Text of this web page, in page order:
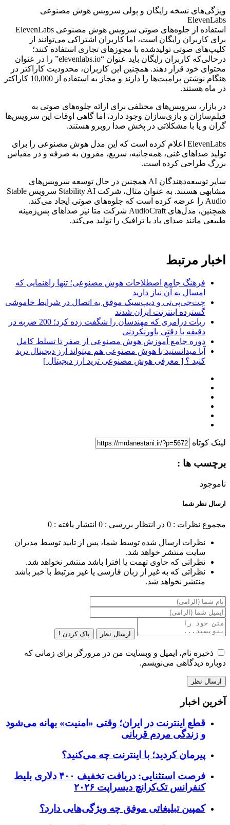
ویژگی‌های نسخه رایگان و پولی سرویس هوش مصنوعی
ElevenLabs
استفاده از جلوه‌های صوتی سرویس هوش مصنوعی ElevenLabs
برای کاربران رایگان است، اما کاربران اشتراکی می‌توانند از
کلیپ‌های صوتی تولیدشده با مجوزهای تجاری استفاده کنند؛
درحالی‌که کاربران رایگان باید عنوان “elevenlabs.io” را در عنوان
محتوای خود قرار دهند. همچنین این کاربران، محدودیت کاراکتر در
هنگام نوشتن پرامپت‌ها را دارند و مجاز به استفاده از 10,000 کاراکتر
در ماه هستند.
در بازار، سرویس‌های مختلفی برای ارائه جلوه‌های صوتی به
فیلم‌سازان و بازی‌سازان وجود دارد، اما گاهی اوقات این سرویس‌ها
گران و یا با مشکلاتی در پخش صدا روبرو هستند.
ElevenLabs اعلام کرده است که این مدل هوش مصنوعی را برای
تولید صداهای غنی، همه‌جانبه، سریع، مقرون به صرفه و در مقیاس
بزرگ طراحی کرده است.
سایر توسعه‌دهندگان AI همچنین در حال توسعه سرویس‌های
مشابهی هستند. به عنوان مثال، شرکت Stability AI سرویس Stable
Audio را عرضه کرده است که جلوه‌های صوتی ایجاد می‌کند.
همچنین، مدل‌های AudioCraft شرکت متا نیز صداهای پس‌زمینه
طبیعی مانند صدای باد یا ترافیک را تولید می‌کند.
اخبار مرتبط
فرهنگ جامع اصطلاحات هوش مصنوعی؛ تنها راهنمایی که
امسال به آن نیاز دارید
چت‌جی‌پی‌تی و دیپ‌سیک موفق به اتصال در شرایط خاموشی
گسترده اینترنت ایران شدند
ربات درامری که مهندسان را شگفت زده کرد؛ 200 ضربه در
دقیقه با دقتی باورنکردنی
دوره جامع آموزش هوش مصنوعی از صفر تا تسلط کامل
آیا میدانستید با هوش مصنوعی هم میتواند ارز دیجیتال ترید
کنید ؟ [ معرفی هوش مصنوعی ترید ارز دیجیتال ]
لینک کوتاه
برچسب ها :
ناموجود
ارسال نظر شما
مجموع نظرات : 0 در انتظار بررسی : 0 انتشار یافته : 0
نظرات ارسال شده توسط شما، پس از تایید توسط مدیران
سایت منتشر خواهد شد.
نظراتی که حاوی تهمت یا افترا باشد منتشر نخواهد شد.
نظراتی که به غیر از زبان فارسی یا غیر مرتبط با خبر باشد
منتشر نخواهد شد.
ارسال نظر پاک کردن !
ذخیره نام، ایمیل و وبسایت من در مرورگر برای زمانی که
دوباره دیدگاهی می‌نویسم.
آخرین اخبار
قطع اینترنت در ایران؛ وقتی «امنیت» بهانه می‌شود
و زندگی مردم قربانی
پیرمان کردید؛ با اینترنت چه می‌کنید؟
فرصت استثنایی: دریافت تخفیف ۴۰۰ دلاری بلیط
کنفرانس تک‌کرانچ دیسراپت ۲۰۲۶
کمپین تبلیغاتی موفق چه ویژگی‌هایی دارد؟